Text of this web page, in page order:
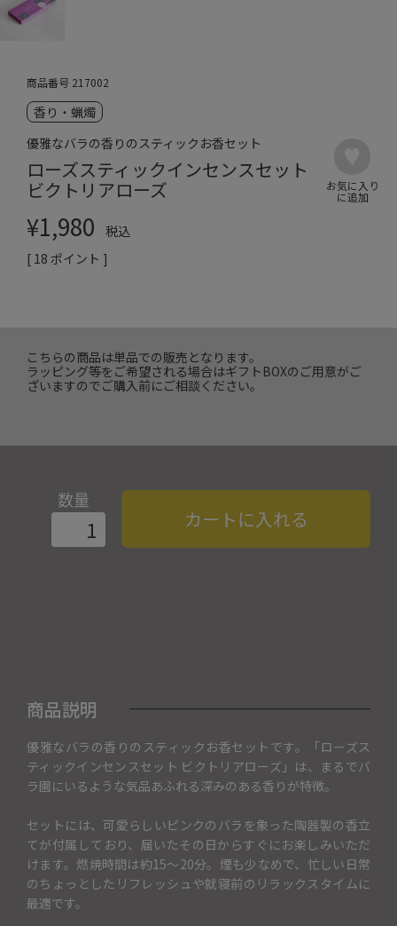
商品番号 217002
香り・蝋燭
優雅なバラの香りのスティックお香セット
ローズスティックインセンスセット
ビクトリアローズ
¥1,980
税込
[ 18 ポイント ]
こちらの商品は単品での販売となります。
ラッピング等をご希望される場合はギフトBOXのご用意がご
ざいますのでご購入前にご相談ください。
数量
カートに入れる
商品説明
優雅なバラの香りのスティックお香セットです。「ローズス
ティックインセンスセット ビクトリアローズ」は、まるでバ
ラ園にいるような気品あふれる深みのある香りが特徴。
セットには、可愛らしいピンクのバラを象った陶器製の香立
てが付属しており、届いたその日からすぐにお楽しみいただ
けます。燃焼時間は約15～20分。煙も少なめで、忙しい日常
のちょっとしたリフレッシュや就寝前のリラックスタイムに
最適です。